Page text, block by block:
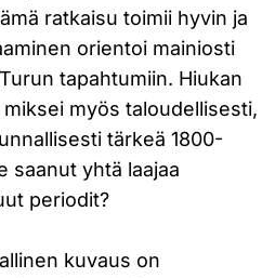
ratkaisu toimii hyvin ja
orientoi mainiosti
tapahtumiin. Hiukan
myös taloudellisesti,
tärkeä 1800-
saanut yhtä laajaa
periodit?
kuvaus on